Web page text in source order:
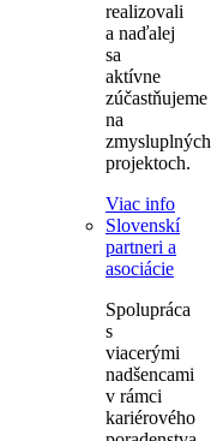
realizovali
a naďalej
sa
aktívne
zúčastňujeme
na
zmysluplných
projektoch.
Viac info
Slovenskí
partneri a
asociácie
Spolupráca
s
viacerými
nadšencami
v rámci
kariérového